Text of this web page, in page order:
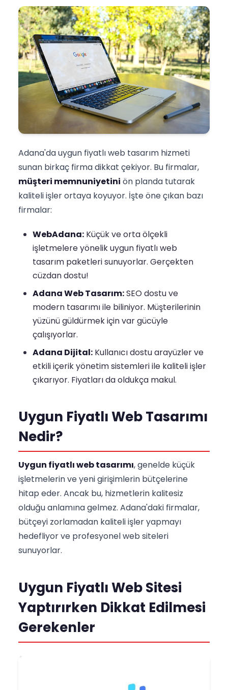
Adana'da uygun fiyatlı web tasarım hizmeti
sunan birkaç firma dikkat çekiyor. Bu firmalar,
müşteri memnuniyetini ön planda tutarak
kaliteli işler ortaya koyuyor. İşte öne çıkan bazı
firmalar:
WebAdana: Küçük ve orta ölçekli
işletmelere yönelik uygun fiyatlı web
tasarım paketleri sunuyorlar. Gerçekten
cüzdan dostu!
Adana Web Tasarım:SEO dostu ve
modern tasarımı ile biliniyor. Müşterilerinin
yüzünü güldürmek için var gücüyle
çalışıyorlar.
Adana Dijital: Kullanıcı dostu arayüzler ve
etkili içerik yönetim sistemleri ile kaliteli işler
çıkarıyor. Fiyatları da oldukça makul.
Uygun Fiyatlı Web Tasarımı
Nedir?
Uygun fiyatlı web tasarımı, genelde küçük
işletmelerin ve yeni girişimlerin bütçelerine
hitap eder. Ancak bu, hizmetlerin kalitesiz
olduğu anlamına gelmez. Adana'daki firmalar,
bütçeyi zorlamadan kaliteli işler yapmayı
hedefliyor ve profesyonel web siteleri
sunuyorlar.
Uygun Fiyatlı Web Sitesi
Yaptırırken Dikkat Edilmesi
Gerekenler